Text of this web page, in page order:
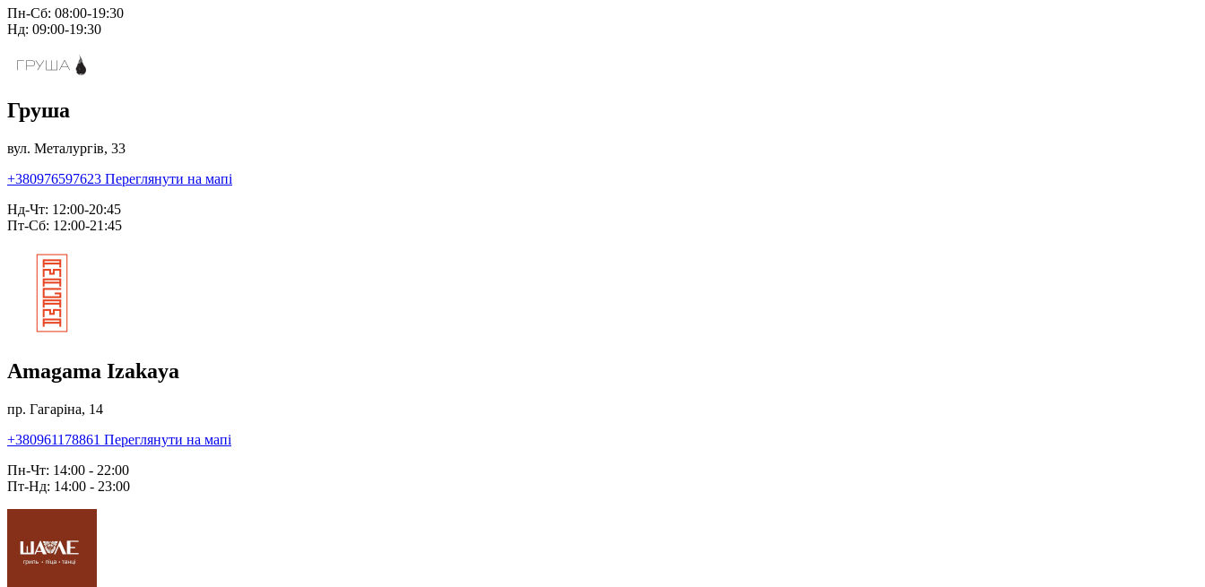
Пн-Сб: 08:00-19:30
Нд: 09:00-19:30
Груша
вул. Металургів, 33
+380976597623 Переглянути на мапі
Нд-Чт: 12:00-20:45
Пт-Сб: 12:00-21:45
Amagama Izakaya
пр. Гагаріна, 14
+380961178861 Переглянути на мапі
Пн-Чт: 14:00 - 22:00
Пт-Нд: 14:00 - 23:00